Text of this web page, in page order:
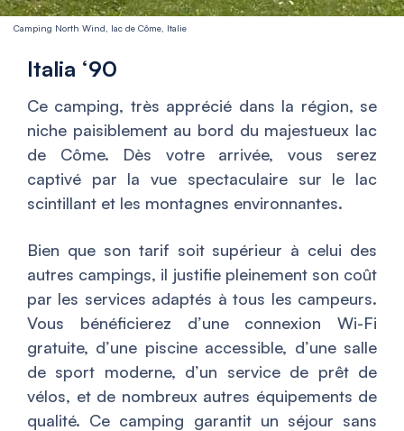
Camping North Wind, lac de Côme, Italie
Italia ‘90
Ce camping, très apprécié dans la région, se
niche paisiblement au bord du majestueux lac
de Côme. Dès votre arrivée, vous serez
captivé par la vue spectaculaire sur le lac
scintillant et les montagnes environnantes.
Bien que son tarif soit supérieur à celui des
autres campings, il justifie pleinement son coût
par les services adaptés à tous les campeurs.
Vous bénéficierez d’une connexion Wi-Fi
gratuite, d’une piscine accessible, d’une salle
de sport moderne, d’un service de prêt de
vélos, et de nombreux autres équipements de
qualité. Ce camping garantit un séjour sans